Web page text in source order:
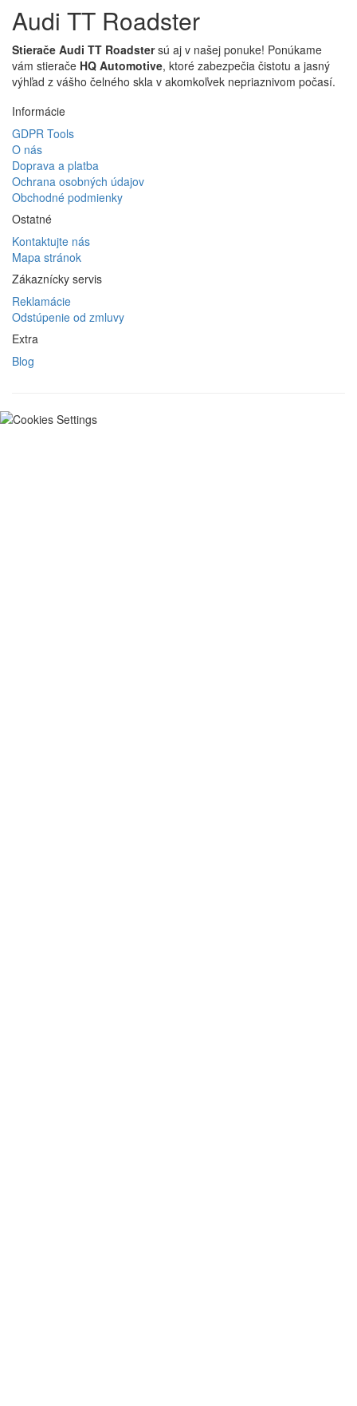
Audi TT Roadster
Stierače Audi TT Roadstersú aj v našej ponuke! Ponúkame
vám stierače HQ Automotive, ktoré zabezpečia čistotu a jasný
výhľad z vášho čelného skla v akomkoľvek nepriaznivom počasí.
Informácie
GDPR Tools
O nás
Doprava a platba
Ochrana osobných údajov
Obchodné podmienky
Ostatné
Kontaktujte nás
Mapa stránok
Zákaznícky servis
Reklamácie
Odstúpenie od zmluvy
Extra
Blog